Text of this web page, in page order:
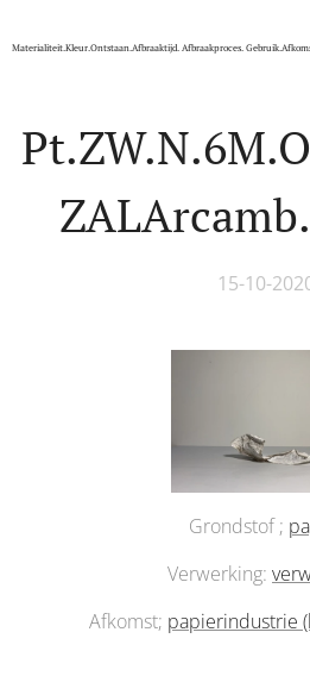
Materialiteit.Kleur.Ontstaan.Afbraaktijd. Afbraakproces.
15-10-
Grondstof ;
Verwerking:
Afkomst; papierindustrie